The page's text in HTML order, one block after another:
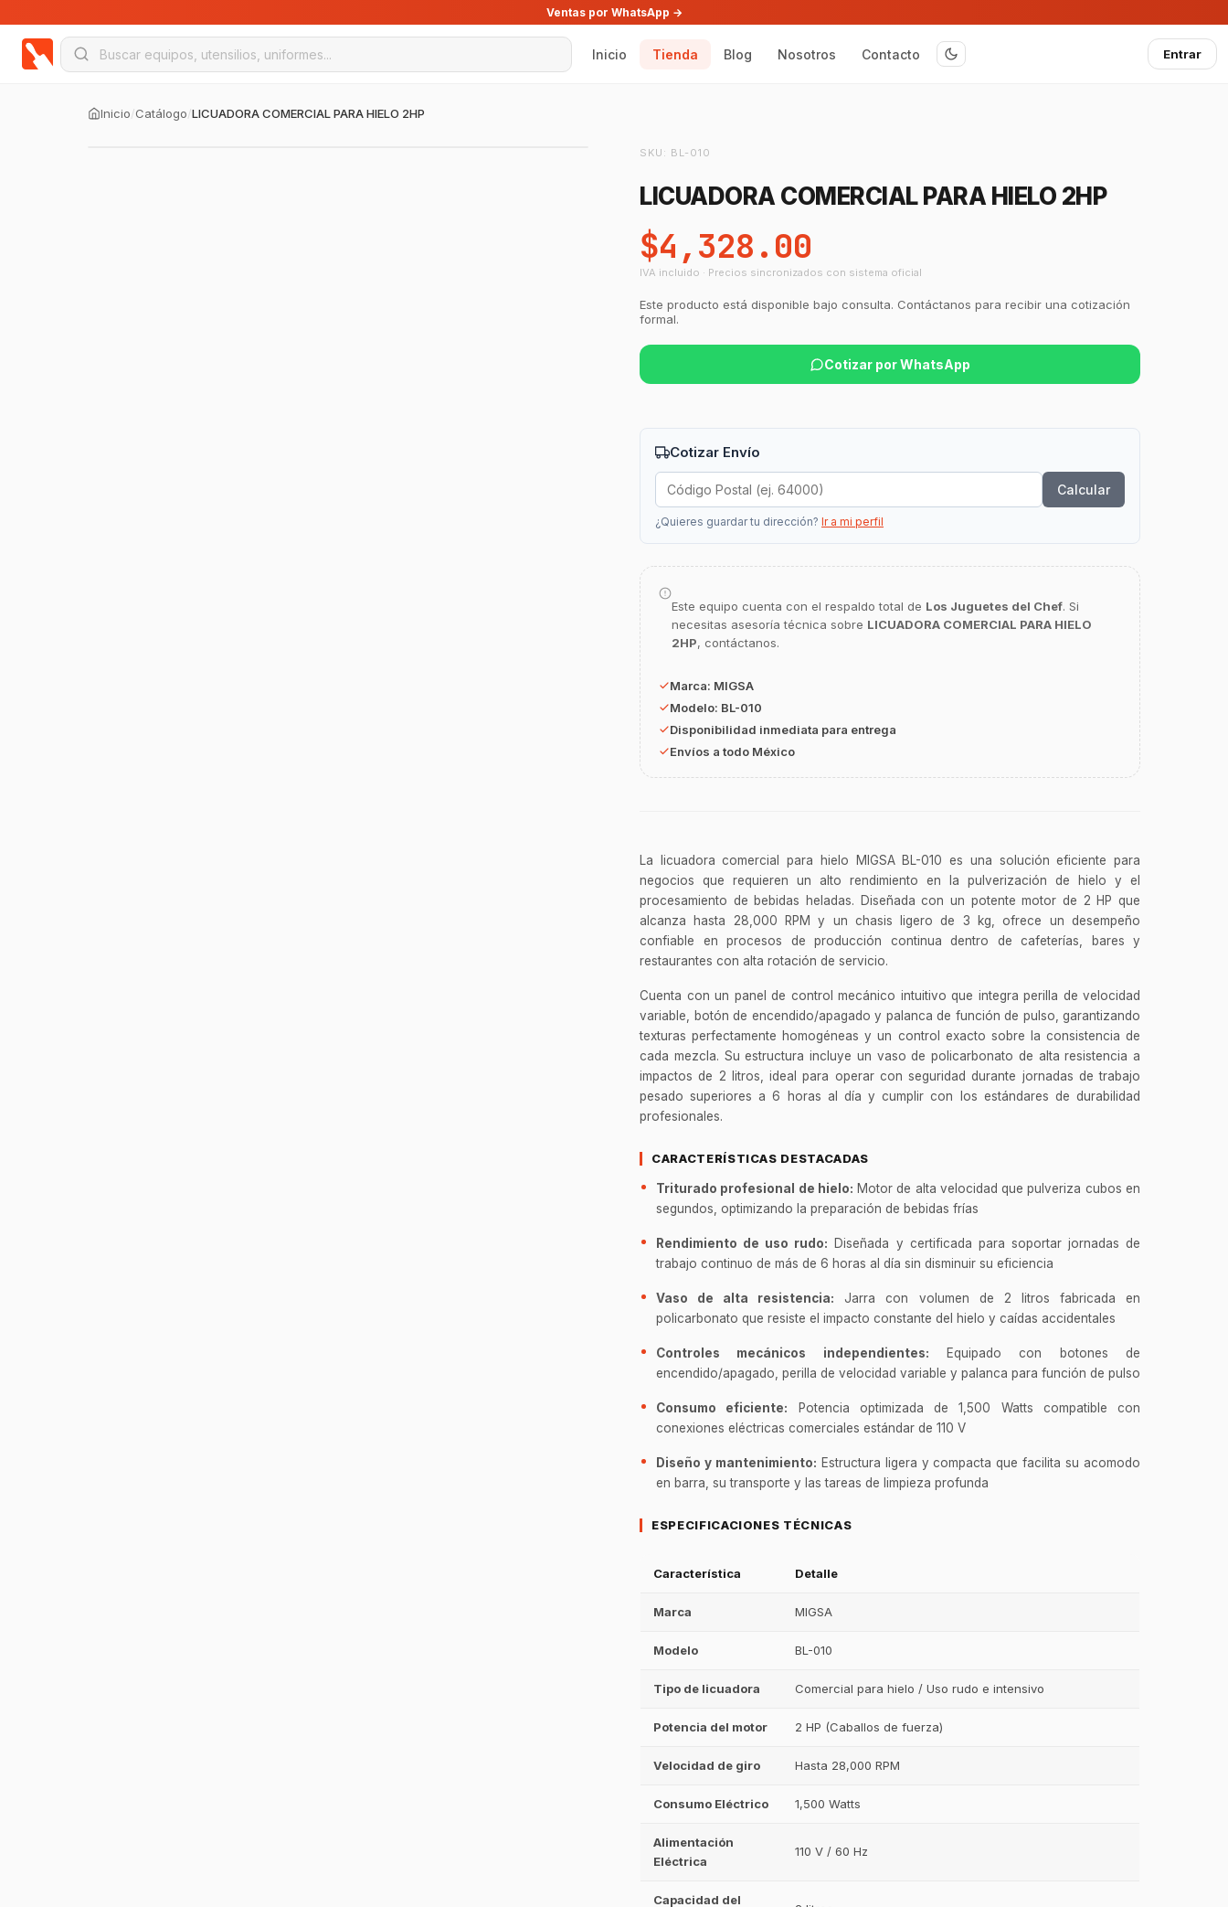
Ventas por WhatsApp →
Inicio Tienda Blog Nosotros Contacto Entrar
Inicio/Catálogo/LICUADORA COMERCIAL PARA HIELO 2HP
SKU: BL-010
LICUADORA COMERCIAL PARA HIELO 2HP
$4,328.00
IVA incluido · Precios sincronizados con sistema oficial
Este producto está disponible bajo consulta. Contáctanos para recibir una cotización
formal.
Cotizar por WhatsApp
Cotizar Envío
Calcular
¿Quieres guardar tu dirección? Ir a mi perfil
Este equipo cuenta con el respaldo total de Los Juguetes del Chef. Si
necesitas asesoría técnica sobre LICUADORA COMERCIAL PARA HIELO
2HP, contáctanos.
Marca: MIGSA
Modelo: BL-010
Disponibilidad inmediata para entrega
Envíos a todo México
La licuadora comercial para hielo MIGSA BL-010 es una solución eficiente para
negocios que requieren un alto rendimiento en la pulverización de hielo y el
procesamiento de bebidas heladas. Diseñada con un potente motor de 2 HP que
alcanza hasta 28,000 RPM y un chasis ligero de 3 kg, ofrece un desempeño
confiable en procesos de producción continua dentro de cafeterías, bares y
restaurantes con alta rotación de servicio.
Cuenta con un panel de control mecánico intuitivo que integra perilla de velocidad
variable, botón de encendido/apagado y palanca de función de pulso, garantizando
texturas perfectamente homogéneas y un control exacto sobre la consistencia de
cada mezcla. Su estructura incluye un vaso de policarbonato de alta resistencia a
impactos de 2 litros, ideal para operar con seguridad durante jornadas de trabajo
pesado superiores a 6 horas al día y cumplir con los estándares de durabilidad
profesionales.
CARACTERÍSTICAS DESTACADAS
Triturado profesional de hielo: Motor de alta velocidad que pulveriza cubos en
segundos, optimizando la preparación de bebidas frías
Rendimiento de uso rudo: Diseñada y certificada para soportar jornadas de
trabajo continuo de más de 6 horas al día sin disminuir su eficiencia
Vaso de alta resistencia: Jarra con volumen de 2 litros fabricada en
policarbonato que resiste el impacto constante del hielo y caídas accidentales
Controles mecánicos independientes: Equipado con botones de
encendido/apagado, perilla de velocidad variable y palanca para función de pulso
Consumo eficiente: Potencia optimizada de 1,500 Watts compatible con
conexiones eléctricas comerciales estándar de 110 V
Diseño y mantenimiento: Estructura ligera y compacta que facilita su acomodo
en barra, su transporte y las tareas de limpieza profunda
ESPECIFICACIONES TÉCNICAS
Característica Detalle
Marca MIGSA
Modelo BL-010
Tipo de licuadora Comercial para hielo / Uso rudo e intensivo
Potencia del motor 2 HP (Caballos de fuerza)
Velocidad de giro Hasta 28,000 RPM
Consumo Eléctrico 1,500 Watts
Alimentación
Eléctrica
110 V / 60 Hz
Capacidad del